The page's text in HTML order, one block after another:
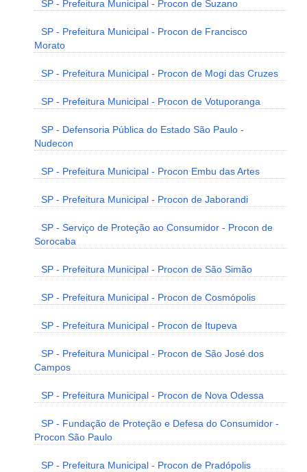
SP - Prefeitura Municipal - Procon de Suzano
SP - Prefeitura Municipal - Procon de Francisco
Morato
SP - Prefeitura Municipal - Procon de Mogi das Cruzes
SP - Prefeitura Municipal - Procon de Votuporanga
SP - Defensoria Pública do Estado São Paulo -
Nudecon
SP - Prefeitura Municipal - Procon Embu das Artes
SP - Prefeitura Municipal - Procon de Jaborandi
SP - Serviço de Proteção ao Consumidor - Procon de
Sorocaba
SP - Prefeitura Municipal - Procon de São Simão
SP - Prefeitura Municipal - Procon de Cosmópolis
SP - Prefeitura Municipal - Procon de Itupeva
SP - Prefeitura Municipal - Procon de São José dos
Campos
SP - Prefeitura Municipal - Procon de Nova Odessa
SP - Fundação de Proteção e Defesa do Consumidor -
Procon São Paulo
SP - Prefeitura Municipal - Procon de Pradópolis